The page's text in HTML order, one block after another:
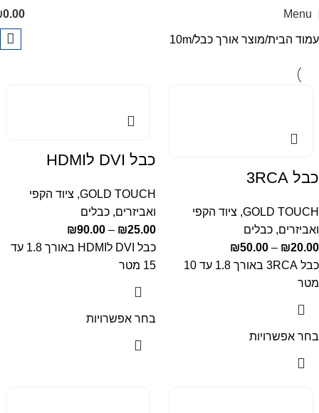
Menu
0.00
עמוד הבית מוצר אורך כבל 10m
כבל 3RCA
GOLD TOUCH
, ציוד הקפי
ואביזרים, כבלים
₪20.00
–
₪50.00
כבל 3RCA באורך 1.8 עד 10
מטר
בחר אפשרויות
כבל DVI לHDMI
GOLD TOUCH
, ציוד הקפי
ואביזרים, כבלים
₪25.00
–
₪90.00
כבל DVI לHDMI באורך 1.8 עד
15 מטר
בחר אפשרויות